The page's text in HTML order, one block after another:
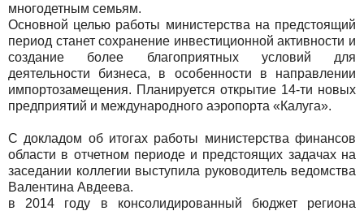
многодетным семьям.
Основной целью работы министерства на предстоящий
период станет сохранение инвестиционной активности и
создание более благоприятных условий для
деятельности бизнеса, в особенности в направлении
импортозамещения. Планируется открытие 14-ти новых
предприятий и международного аэропорта «Калуга».
С докладом об итогах работы министерства финансов
области в отчетном периоде и предстоящих задачах на
заседании коллегии выступила руководитель ведомства
Валентина Авдеева.
в 2014 году в консолидированный бюджет региона